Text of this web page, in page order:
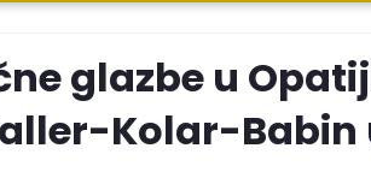
glazbe u
Kolar-Babin